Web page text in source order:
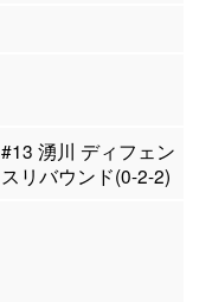
#13 湧川 ディフェン
スリバウンド(0-2-2)